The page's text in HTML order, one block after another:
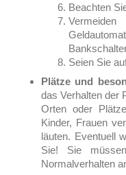
Beachten
Seien Sie
Plätze und
das Verhalten der
Orten oder
Kinder, Frauen
läuten. Eventuell
Sie! Sie
Normalverhalten